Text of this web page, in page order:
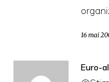
16 mai
Euro-